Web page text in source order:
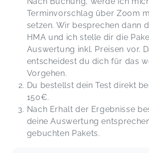
Terminvorschlag über Zoom
setzen. Wir besprechen dann
HMA und ich stelle dir die
Auswertung inkl. Preisen vor.
entscheidest du dich für das
Vorgehen.
Du bestellst dein Test direkt
150€.
Nach Erhalt der Ergebnisse
deine Auswertung
gebuchten Pakets.